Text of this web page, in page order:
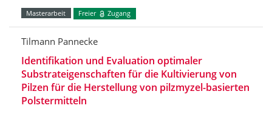
Masterarbeit Freier Zugang
Tilmann Pannecke
Identifikation und Evaluation optimaler
Substrateigenschaften für die Kultivierung von
Pilzen für die Herstellung von pilzmyzel-basierten
Polstermitteln